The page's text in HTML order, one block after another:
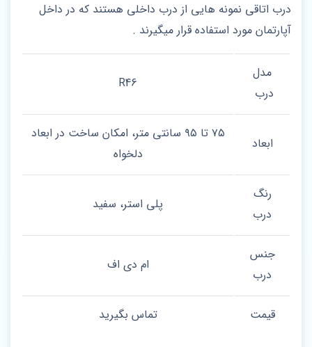
درب اتاقی نمونه هایی از درب داخلی هستند که در داخل
آپارتمان مورد استفاده قرار میگیرند .
مدل
درب
R46
ابعاد
۷۵ تا ۹۵ سانتی متر، امکان ساخت در ابعاد
دلخواه
رنگ
درب
پلی استر، سفید
جنس
درب
ام دی اف
قیمت تماس بگیرید